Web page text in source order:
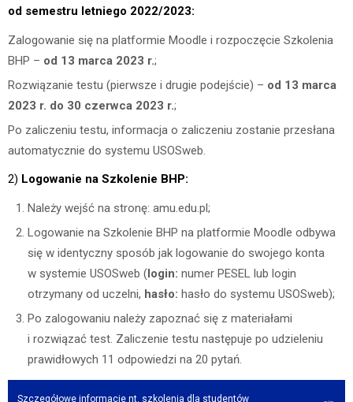
od semestru letniego 2022/2023:
Zalogowanie się na platformie Moodle i rozpoczęcie Szkolenia
BHP – od 13 marca 2023 r.;
Rozwiązanie testu (pierwsze i drugie podejście) – od 13 marca
2023 r. do 30 czerwca 2023 r.;
Po zaliczeniu testu, informacja o zaliczeniu zostanie przesłana
automatycznie do systemu USOSweb.
2) Logowanie na Szkolenie BHP:
Należy wejść na stronę: amu.edu.pl;
Logowanie na Szkolenie BHP na platformie Moodle odbywa
się w identyczny sposób jak logowanie do swojego konta
w systemie USOSweb (login: numer PESEL lub login
otrzymany od uczelni, hasło: hasło do systemu USOSweb);
Po zalogowaniu należy zapoznać się z materiałami
i rozwiązać test. Zaliczenie testu następuje po udzieleniu
prawidłowych 11 odpowiedzi na 20 pytań.
Szczegółowe informacje nt. szkolenia dla studentów